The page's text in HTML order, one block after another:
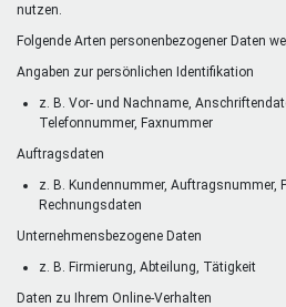
nutzen.
Folgende Arten personenbezogener Daten
Angaben zur persönlichen Identifikation
z. B. Vor- und Nachname,
Telefonnummer, Faxnummer
Auftragsdaten
z. B. Kundennummer, Auftragsnummer,
Rechnungsdaten
Unternehmensbezogene Daten
z. B. Firmierung, Abteilung, Tätigkeit
Daten zu Ihrem Online-Verhalten